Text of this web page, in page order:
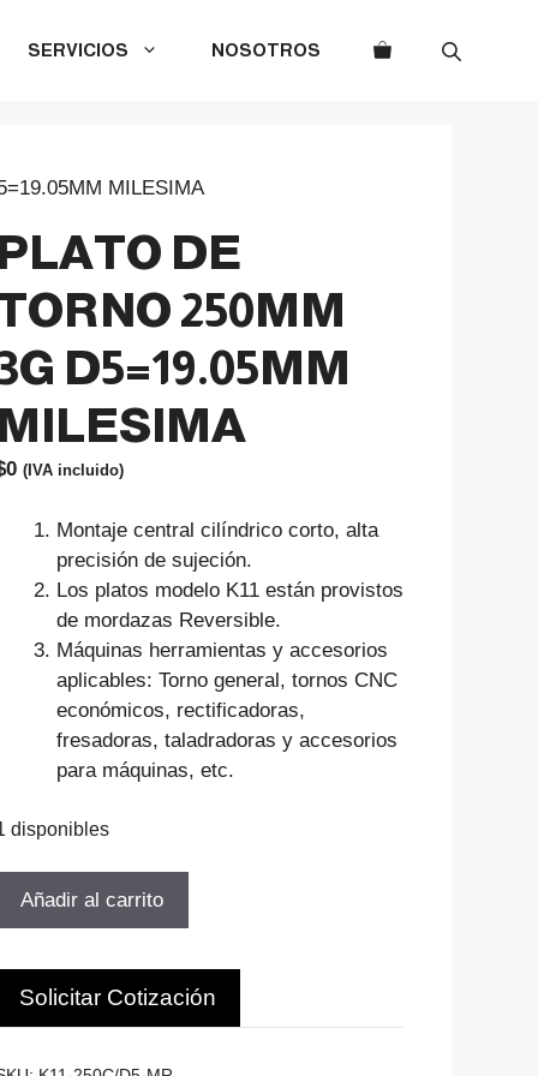
SERVICIOS NOSOTROS
MILESIMA
PLATO DE
250MM
D5=19.05MM
MILESIMA
0 (IVA incluido)
Montaje central cilíndrico corto, alta
precisión de sujeción.
Los platos modelo K11 están provistos
de mordazas Reversible.
Máquinas herramientas y accesorios
aplicables: Torno general, tornos CNC
económicos, rectificadoras,
fresadoras, taladradoras y accesorios
para máquinas, etc.
disponibles
Añadir al carrito
Solicitar Cotización